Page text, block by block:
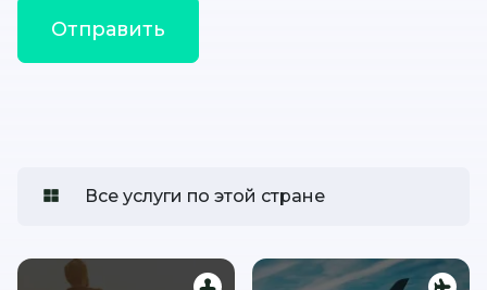
Все услуги по этой стране